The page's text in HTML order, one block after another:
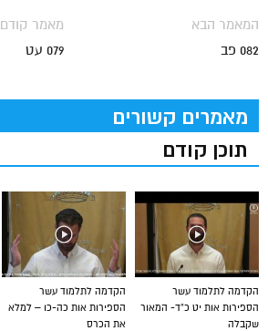
מאמר קודם
079 עט
המאמר הבא
082 פב
מאמרים קשורים
תוכן קודם
הקדמה לתלמוד עשר
הספירות אות כה-כו – למלא
את הכרס
הקדמה לתלמוד עשר
הספירות אות יט כ”ד- המאור
שקבלה